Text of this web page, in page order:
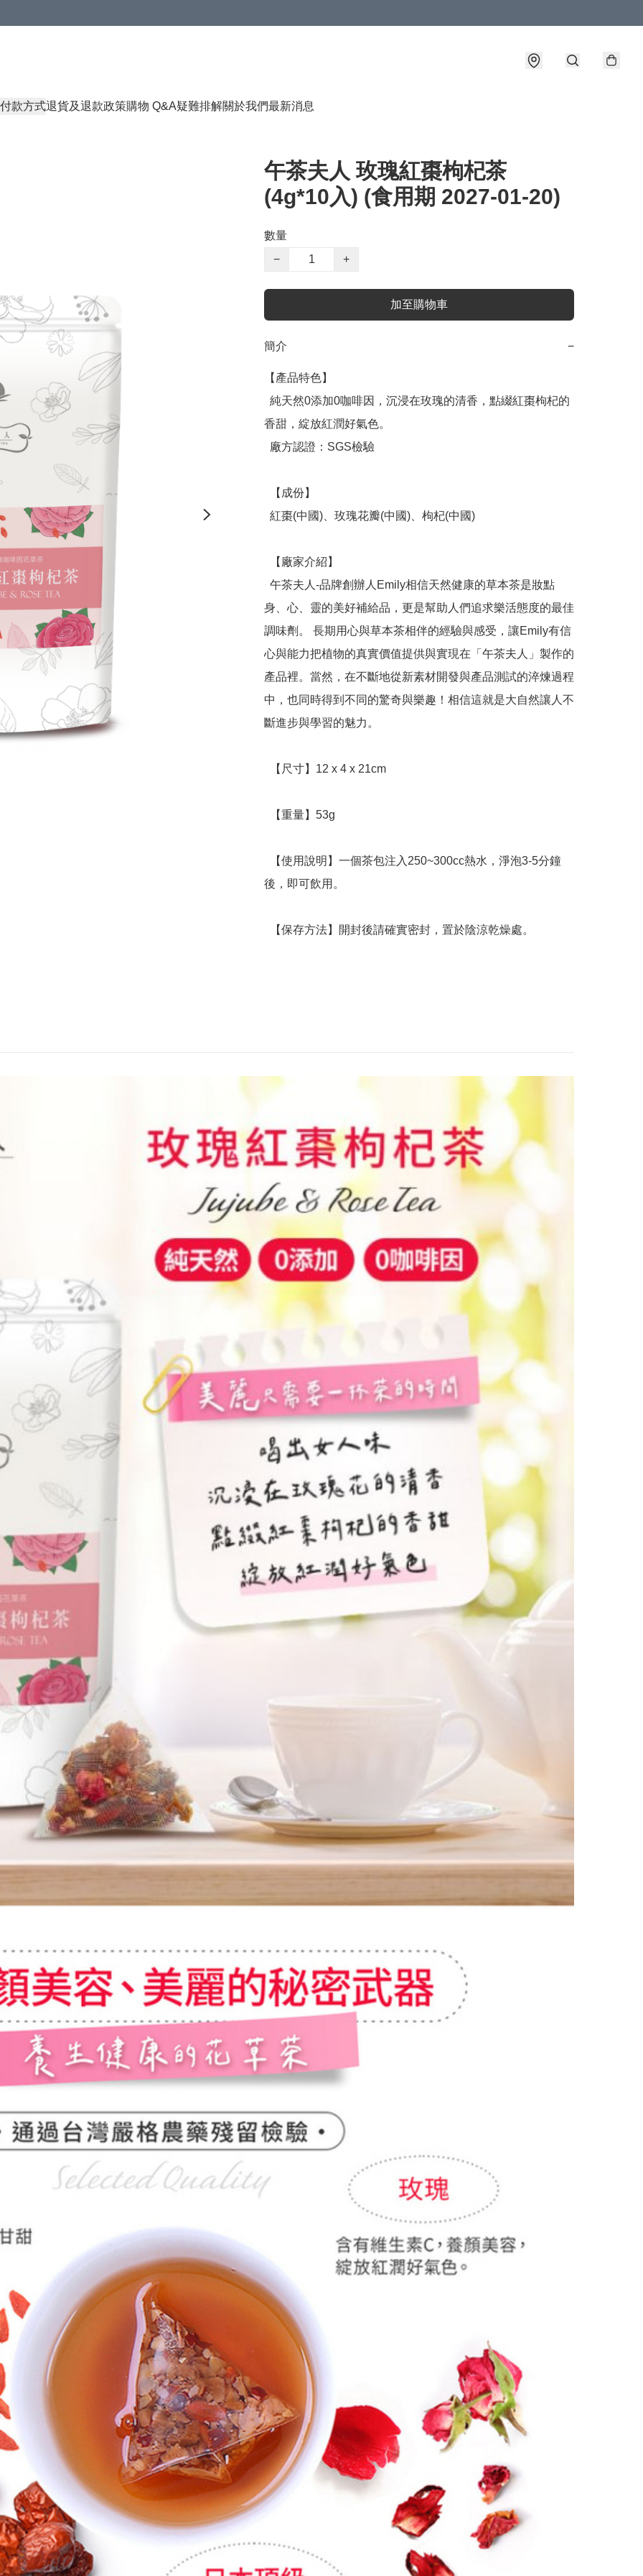
付款方式退貨及退款政策購物 Q&A疑難排解關於我們最新消息
午茶夫人 玫瑰紅棗枸杞茶
(4g*10入) (食用期 2027-01-20)
數量
−
+
加至購物車
簡介 −
【產品特色】
香甜，綻放紅潤好氣色。
身、心、靈的美好補給品，更是幫助人們追求樂活態度的最佳
調味劑。 長期用心與草本茶相伴的經驗與感受，讓Emily有信
心與能力把植物的真實價值提供與實現在「午茶夫人」製作的
產品裡。當然，在不斷地從新素材開發與產品測試的淬煉過程
中，也同時得到不同的驚奇與樂趣！相信這就是大自然讓人不
斷進步與學習的魅力。
後，即可飲用。
  【保存方法】開封後請確實密封，置於陰涼乾燥處。